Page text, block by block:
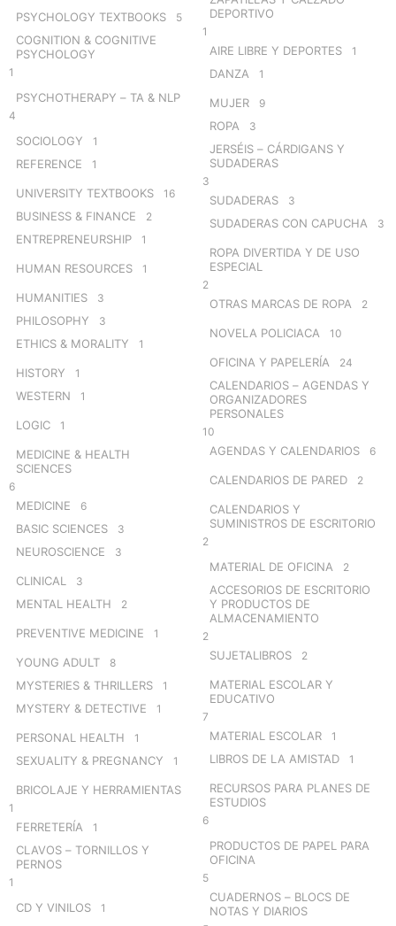
PSYCHOLOGY TEXTBOOKS 5
COGNITION & COGNITIVE
PSYCHOLOGY
1
PSYCHOTHERAPY – TA & NLP
4
SOCIOLOGY 1
REFERENCE 1
UNIVERSITY TEXTBOOKS 16
BUSINESS & FINANCE 2
ENTREPRENEURSHIP 1
HUMAN RESOURCES 1
HUMANITIES 3
PHILOSOPHY 3
ETHICS & MORALITY 1
HISTORY 1
WESTERN 1
LOGIC 1
MEDICINE & HEALTH
SCIENCES
6
MEDICINE 6
BASIC SCIENCES 3
NEUROSCIENCE 3
CLINICAL 3
MENTAL HEALTH 2
PREVENTIVE MEDICINE 1
YOUNG ADULT 8
MYSTERIES & THRILLERS 1
MYSTERY & DETECTIVE 1
PERSONAL HEALTH 1
SEXUALITY & PREGNANCY 1
BRICOLAJE Y HERRAMIENTAS
1
FERRETERÍA 1
CLAVOS – TORNILLOS Y
PERNOS
1
CD Y VINILOS 1
DEPORTIVO
1
AIRE LIBRE Y DEPORTES 1
DANZA 1
MUJER 9
ROPA 3
JERSÉIS – CÁRDIGANS Y
SUDADERAS
3
SUDADERAS 3
SUDADERAS CON CAPUCHA 3
ROPA DIVERTIDA Y DE USO
ESPECIAL
2
OTRAS MARCAS DE ROPA 2
NOVELA POLICIACA 10
OFICINA Y PAPELERÍA 24
CALENDARIOS – AGENDAS Y
ORGANIZADORES
PERSONALES
10
AGENDAS Y CALENDARIOS 6
CALENDARIOS DE PARED 2
CALENDARIOS Y
SUMINISTROS DE ESCRITORIO
2
MATERIAL DE OFICINA 2
ACCESORIOS DE ESCRITORIO
Y PRODUCTOS DE
ALMACENAMIENTO
2
SUJETALIBROS 2
MATERIAL ESCOLAR Y
EDUCATIVO
7
MATERIAL ESCOLAR 1
LIBROS DE LA AMISTAD 1
RECURSOS PARA PLANES DE
ESTUDIOS
6
PRODUCTOS DE PAPEL PARA
OFICINA
5
CUADERNOS – BLOCS DE
NOTAS Y DIARIOS